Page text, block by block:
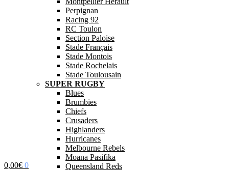
0,00€ 0
Perpignan
Racing 92
RC Toulon
Section Paloise
Stade Français
Stade Montois
Stade Rochelais
Stade Toulousain
SUPER RUGBY
Blues
Brumbies
Chiefs
Crusaders
Highlanders
Hurricanes
Melbourne Rebels
Moana Pasifika
Queensland Reds